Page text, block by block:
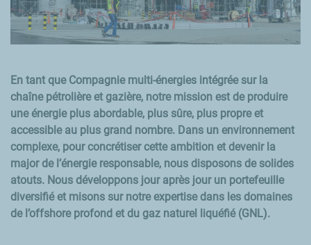
En tant que Compagnie multi-énergies intégrée sur la
chaîne pétrolière et gazière, notre mission est de produire
une énergie plus abordable, plus sûre, plus propre et
accessible au plus grand nombre. Dans un environnement
complexe, pour concrétiser cette ambition et devenir la
major de l’énergie responsable, nous disposons de solides
atouts. Nous développons jour après jour un portefeuille
diversifié et misons sur notre expertise dans les domaines
de l’offshore profond et du gaz naturel liquéfié (GNL).